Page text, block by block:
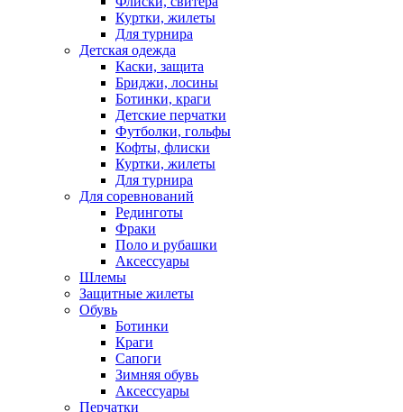
Куртки, жилеты
Для турнира
Детская одежда
Каски, защита
Бриджи, лосины
Ботинки, краги
Детские перчатки
Футболки, гольфы
Кофты, флиски
Куртки, жилеты
Для турнира
Для соревнований
Рединготы
Фраки
Поло и рубашки
Аксессуары
Шлемы
Защитные жилеты
Обувь
Ботинки
Краги
Сапоги
Зимняя обувь
Аксессуары
Перчатки